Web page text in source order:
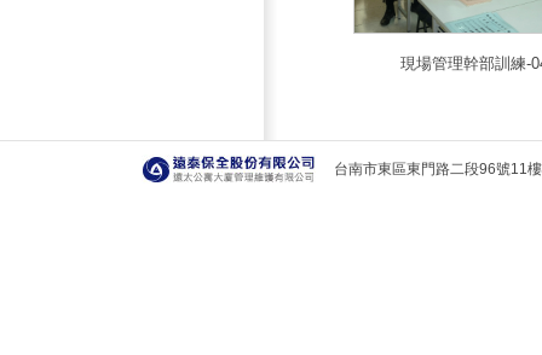
現場管理幹部訓練-
台南市東區東門路二段96